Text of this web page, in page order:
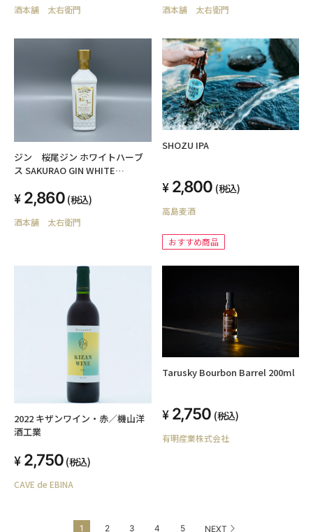
酒本舗 太右衛門 酒本舗 太右衛門
ジン 桜尾ジン ホワイトハーブ
ス SAKURAO GIN WHITE
2,860 (税込)
酒本舗 太右衛門
SHOZU IPA
2,800 (税込)
高島麦酒
おすすめ商品
2022 キザンワイン・赤／機山洋
酒工業
2,750 (税込)
CAVE de EBINA
Tarusky Bourbon Barrel 200ml
2,750 (税込)
有明産業株式会社
1 2 3 4 5 NEXT